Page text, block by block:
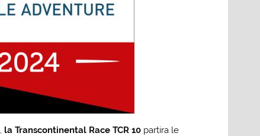
la Transcontinental Race TCR 10 partira le